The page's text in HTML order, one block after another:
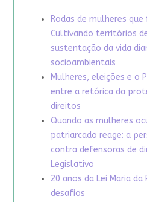
Rodas de mulheres
Cultivando territórios
sustentação da vida
socioambientais
Mulheres, eleições e o
entre a retórica da
direitos
Quando as mulheres
patriarcado reage: a
contra defensoras de
Legislativo
20 anos da Lei Maria da
desafios